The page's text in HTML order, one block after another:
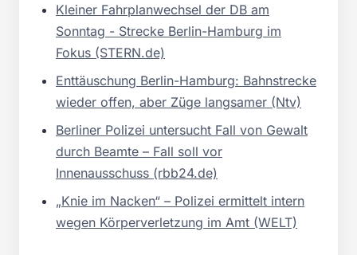
Kleiner Fahrplanwechsel der DB am
Sonntag - Strecke Berlin-Hamburg im
Fokus (STERN.de)
Enttäuschung Berlin-Hamburg: Bahnstrecke
wieder offen, aber Züge langsamer (Ntv)
Berliner Polizei untersucht Fall von Gewalt
durch Beamte – Fall soll vor
Innenausschuss (rbb24.de)
„Knie im Nacken“ – Polizei ermittelt intern
wegen Körperverletzung im Amt (WELT)